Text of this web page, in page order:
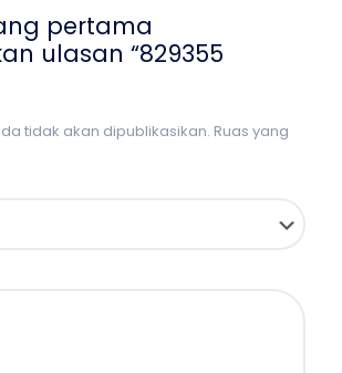
pertama
ulasan “829355
tidak akan dipublikasikan. Ruas yang